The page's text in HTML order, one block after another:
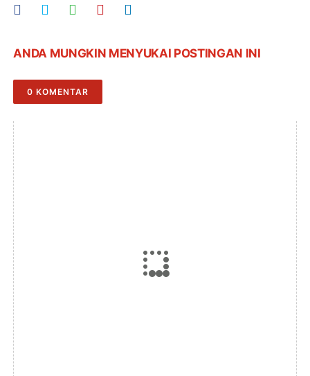
ANDA MUNGKIN MENYUKAI POSTINGAN INI
0 KOMENTAR